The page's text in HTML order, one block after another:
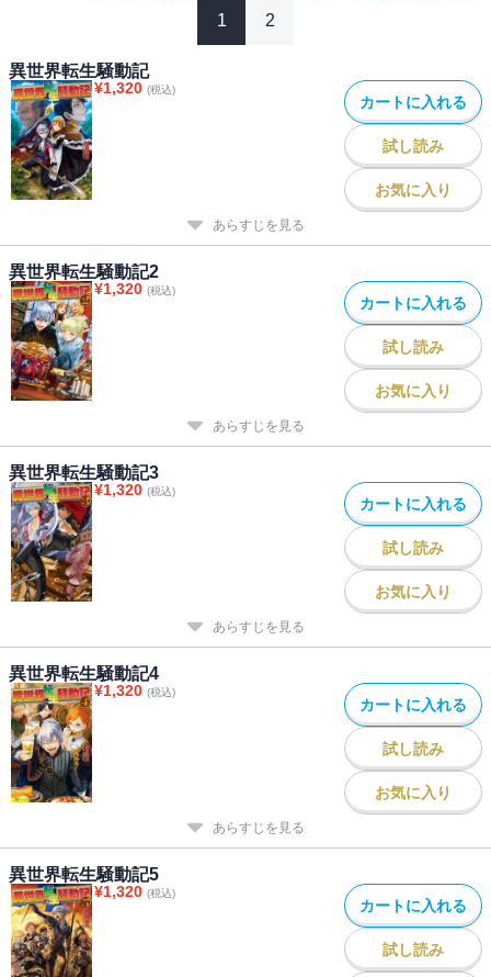
1 2
異世界転生騒動記
¥1,320 (税込)
カートに入れる
試し読み
お気に入り
あらすじを見る
異世界転生騒動記2
¥1,320 (税込)
カートに入れる
試し読み
お気に入り
あらすじを見る
異世界転生騒動記3
¥1,320 (税込)
カートに入れる
試し読み
お気に入り
あらすじを見る
異世界転生騒動記4
¥1,320 (税込)
カートに入れる
試し読み
お気に入り
あらすじを見る
異世界転生騒動記5
¥1,320 (税込)
カートに入れる
試し読み